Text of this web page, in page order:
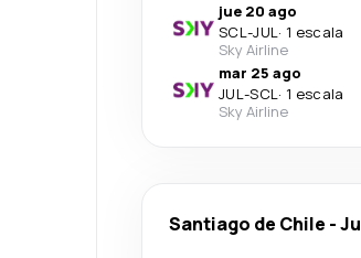
jue 20 ago
SCL-JUL· 1 escala
Sky Airline
mar 25 ago
JUL-SCL· 1 escala
Sky Airline
Santiago de Chile -